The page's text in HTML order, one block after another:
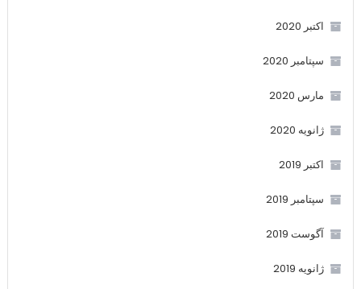
اکتبر 2020
سپتامبر 2020
مارس 2020
ژانویه 2020
اکتبر 2019
سپتامبر 2019
آگوست 2019
ژانویه 2019